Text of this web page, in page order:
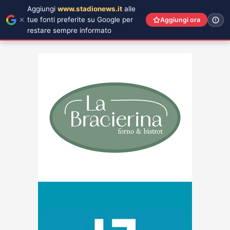
Aggiungi www.stadionews.it alle
tue fonti preferite su Google per
restare sempre informato
Aggiungi ora